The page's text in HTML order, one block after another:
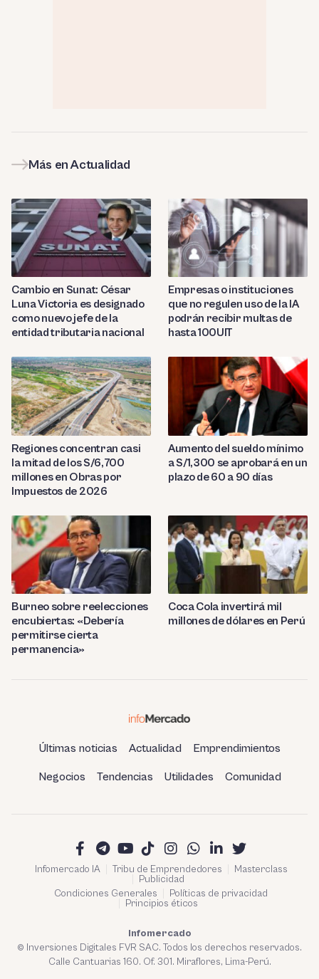
Más en Actualidad
Cambio en Sunat: César
Luna Victoria es designado
como nuevo jefe de la
entidad tributaria nacional
Empresas o instituciones
que no regulen uso de la IA
podrán recibir multas de
hasta 100UIT
Regiones concentran casi
la mitad de los S/6,700
millones en Obras por
Impuestos de 2026
Aumento del sueldo mínimo
a S/1,300 se aprobará en un
plazo de 60 a 90 días
Burneo sobre reelecciones
encubiertas: «Debería
permitirse cierta
permanencia»
Coca Cola invertirá mil
millones de dólares en Perú
Últimas noticias Actualidad Emprendimientos
Negocios Tendencias Utilidades Comunidad
Infomercado IA Tribu de Emprendedores
Masterclass
Publicidad
Condiciones Generales
Políticas de privacidad
Principios éticos
Infomercado
© Inversiones Digitales FVR SAC. Todos los derechos reservados.
Calle Cantuarias 160. Of. 301. Miraflores, Lima-Perú.